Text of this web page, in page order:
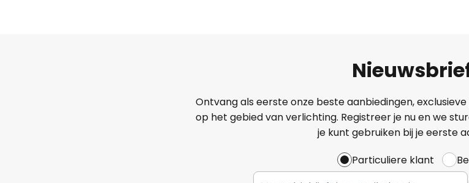
Ontvang als eerste onze beste aanbiedingen,
op het gebied van verlichting. Registreer je nu en we
je kunt gebruiken bij je eerste
Particuliere klant